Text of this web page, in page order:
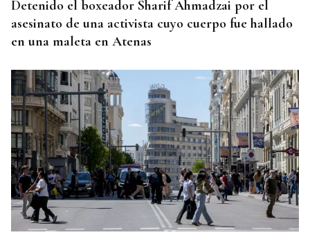
Detenido el boxeador Sharif Ahmadzai por el
asesinato de una activista cuyo cuerpo fue hallado
en una maleta en Atenas